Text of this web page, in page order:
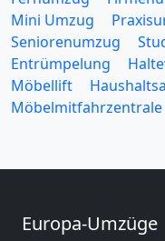
Mini Umzug
Seniorenumzug
Entrümpelung
Möbellift
Möbelmitfahrzentrale
Europa-Umzüge